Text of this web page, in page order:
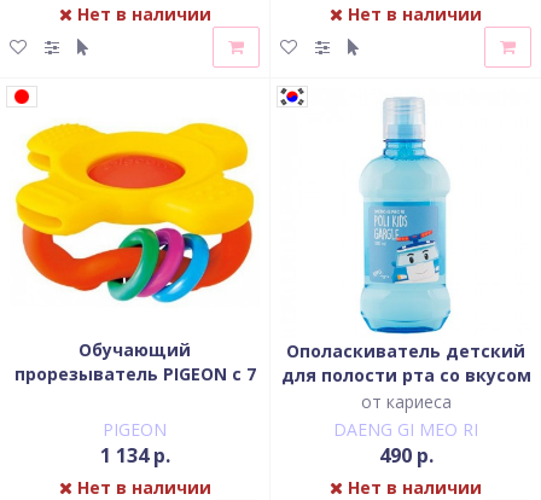
Нет в наличии Нет в наличии
Обучающий
прорезыватель PIGEON с 7
PIGEON
1 134 р.
Нет в наличии
Ополаскиватель детский
для полости рта со вкусом
яблока
от кариеса
DAENG GI MEO RI
490 р.
Нет в наличии